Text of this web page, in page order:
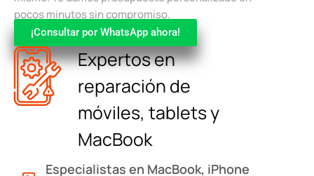
pocos minutos sin compromiso.
¡Consultar por WhatsApp ahora!
Expertos en
reparación de
móviles, tablets y
MacBook
Especialistas en MacBook, iPhone